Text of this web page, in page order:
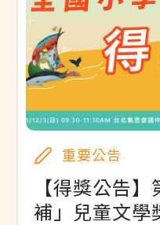
重要公告
【得獎公告
補」兒童文學